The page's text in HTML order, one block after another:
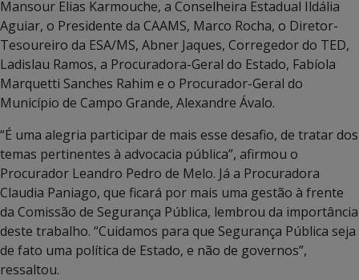
Mansour Elias Karmouche, a Conselheira Estadual Ildália
Aguiar, o Presidente da CAAMS, Marco Rocha, o Diretor-
Tesoureiro da ESA/MS, Abner Jaques, Corregedor do TED,
Ladislau Ramos, a Procuradora-Geral do Estado, Fabíola
Marquetti Sanches Rahim e o Procurador-Geral do
Município de Campo Grande, Alexandre Ávalo.
“É uma alegria participar de mais esse desafio, de tratar dos
temas pertinentes à advocacia pública”, afirmou o
Procurador Leandro Pedro de Melo. Já a Procuradora
Claudia Paniago, que ficará por mais uma gestão à frente
da Comissão de Segurança Pública, lembrou da importância
deste trabalho. “Cuidamos para que Segurança Pública seja
de fato uma política de Estado, e não de governos”,
ressaltou.